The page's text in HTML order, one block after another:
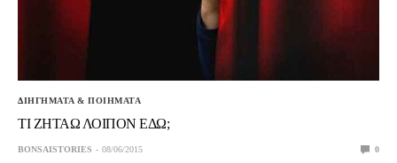
ΔΙΗΓΗΜΑΤΑ & ΠΟΙΗΜΑΤΑ
ΤΙ ΖΗΤΑΩ ΛΟΙΠΟΝ ΕΔΩ;
BONSAISTORIES 08/06/2015 0